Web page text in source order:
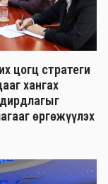
цогц стратеги
хангах
өргөжүүлэх